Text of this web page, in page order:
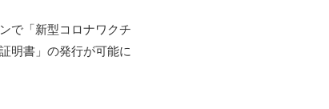
で「新型コロナワクチ
明書」の発行が可能に